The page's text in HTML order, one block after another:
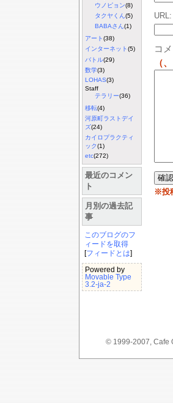
ウノピョン(8)
タクヤくん (5)
BABAさん (1)
アート(38)
インターネット(5)
バトル(29)
数学(3)
LOHAS(3)
Staff
テラリー(36)
移転(4)
河原町ラストデイ
ズ(24)
カイロプラクティ
ック(1)
etc(272)
最近のコメン
ト
月別の過去記
事
このブログのフ
ィードを取得
[フィードとは]
Powered by
Movable Type
3.2-ja-2
URL:
コ
（
※投
© 1999-2007, Cafe